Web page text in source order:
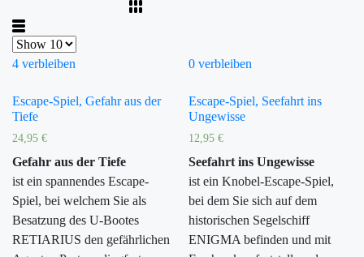
4 verbleiben
Escape-Spiel, Gefahr aus der
Tiefe
24,95 €
Gefahr aus der Tiefe
ist ein spannendes Escape-
Spiel, bei welchem Sie als
Besatzung des U-Bootes
RETIARIUS den gefährlichen
0 verbleiben
Escape-Spiel, Seefahrt ins
Ungewisse
12,95€
Seefahrt ins Ungewisse
ist ein Knobel-Escape-Spiel,
bei dem Sie sich auf dem
historischen Segelschiff
ENIGMA befinden und mit